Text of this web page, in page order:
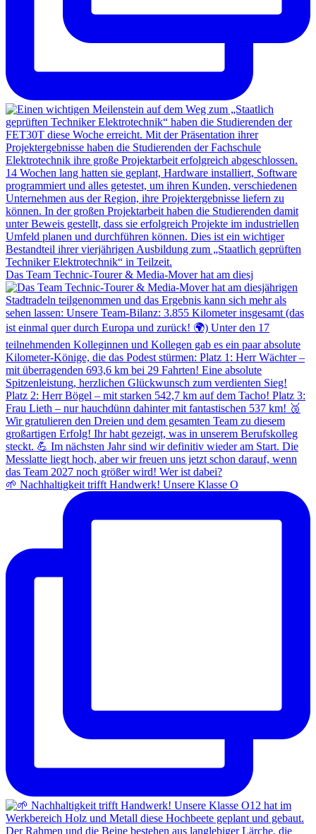
Das Team Technic-Tourer & Media-Mover hat am diesj
🌱 Nachhaltigkeit trifft Handwerk! Unsere Klasse O